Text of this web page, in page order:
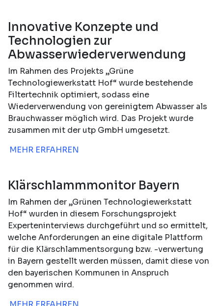
Innovative Konzepte und
Technologien zur
Abwasserwiederverwendung
Im Rahmen des Projekts „Grüne
Technologiewerkstatt Hof“ wurde bestehende
Filtertechnik optimiert, sodass eine
Wiederverwendung von gereinigtem Abwasser als
Brauchwasser möglich wird. Das Projekt wurde
zusammen mit der utp GmbH umgesetzt.
MEHR ERFAHREN
Klärschlammmonitor Bayern
Im Rahmen der „Grünen Technologiewerkstatt
Hof“ wurden in diesem Forschungsprojekt
Experteninterviews durchgeführt und so ermittelt,
welche Anforderungen an eine digitale Plattform
für die Klärschlammentsorgung bzw. -verwertung
in Bayern gestellt werden müssen, damit diese von
den bayerischen Kommunen in Anspruch
genommen wird.